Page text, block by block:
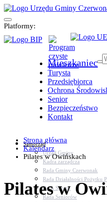
Platformy:
Mieszkaniec
Turysta
Przedsiębiorca
Ochrona
Senior
Bezpieczeństwo
Kontakt
Samorząd
Urząd Gminy
Kadra zarządcza
Rada Gminy Czerwonak
Rada Działalności Pożytku
Rada Sportu
Rada Seniorów
Strona główna
Kalendarz
Pilates w Owińskach
Pilates w